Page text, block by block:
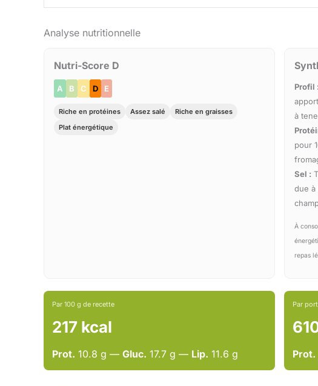
Analyse nutritionnelle
Nutri-Score D
A B C D E
Riche en protéines Assez salé
Riche en graisses
Plat énergétique
Profil :
à
pour
Sel :
due à
À
repas
Par 100 g de recette
217 kcal
Prot. 10.8 g — Gluc. 17.7 g — Lip. 11.6 g
Par
Prot.